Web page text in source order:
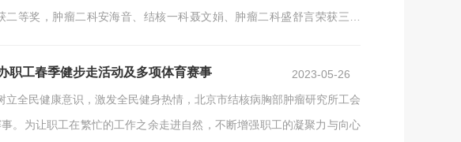
等奖，肿瘤二科安海音、结核一科聂文娟、肿瘤二科盛舒言荣获三等
职工春季健步走活动及多项体育赛事
2023-05-26
立全民健康意识，激发全民健身热情，北京市结核病胸部肿瘤研究所工会
。为让职工在繁忙的工作之余走进自然，不断增强职工的凝聚力与向心